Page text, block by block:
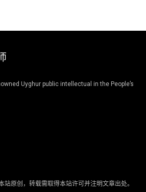
Uyghur public intellectual in the People’s
站原创，转载需取得本站许可并注明文章出处。